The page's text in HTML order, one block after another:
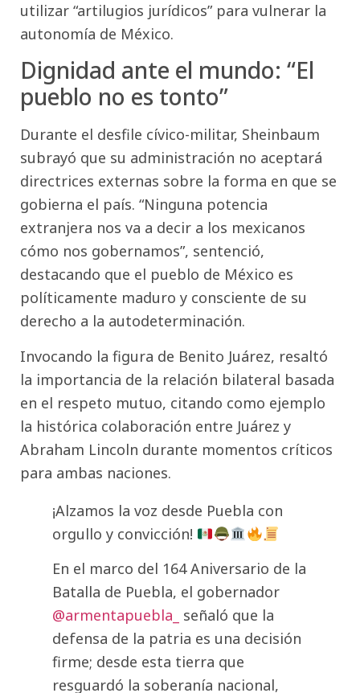
utilizar “artilugios jurídicos” para vulnerar la
autonomía de México.
Dignidad ante el mundo: “El
pueblo no es tonto”
Durante el desfile cívico-militar, Sheinbaum
subrayó que su administración no aceptará
directrices externas sobre la forma en que se
gobierna el país. “Ninguna potencia
extranjera nos va a decir a los mexicanos
cómo nos gobernamos”, sentenció,
destacando que el pueblo de México es
políticamente maduro y consciente de su
derecho a la autodeterminación.
Invocando la figura de Benito Juárez, resaltó
la importancia de la relación bilateral basada
en el respeto mutuo, citando como ejemplo
la histórica colaboración entre Juárez y
Abraham Lincoln durante momentos críticos
para ambas naciones.
¡Alzamos la voz desde Puebla con
orgullo y convicción!
En el marco del 164 Aniversario de la
Batalla de Puebla, el gobernador
@armentapuebla_
señaló que la
defensa de la patria es una decisión
firme; desde esta tierra que
resguardó la soberanía nacional,